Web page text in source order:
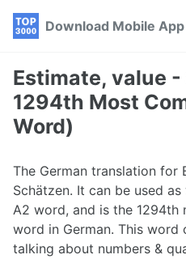
Skip
navigation
Skip
Skip
Download Mobile App
Estimate, value
1294th Most
Word)
The German translation for
Schätzen. It can be used
A2 word, and is the 1294th
word in German. This word
talking about numbers &